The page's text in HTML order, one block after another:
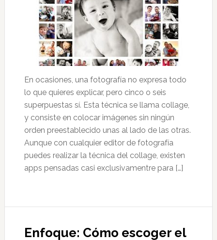
En ocasiones, una fotografía no expresa todo
lo que quieres explicar, pero cinco o seis
superpuestas sí. Esta técnica se llama collage,
y consiste en colocar imágenes sin ningún
orden preestablecido unas al lado de las otras.
Aunque con cualquier editor de fotografía
puedes realizar la técnica del collage, existen
apps pensadas casi exclusivamentre para […]
Enfoque: Cómo escoger el